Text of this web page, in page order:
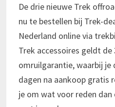
De drie nieuwe Trek
nu te bestellen bij Trek-
Nederland online via
Trek accessoires geldt de
omruilgarantie, waarbij je
dagen na aankoop gratis
je om wat voor reden